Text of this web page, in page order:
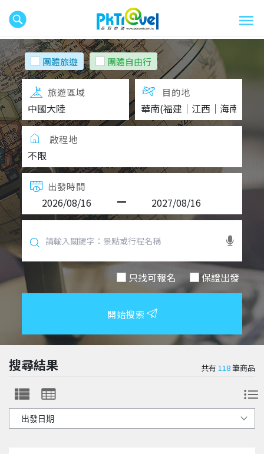
團體旅遊 團體自由行
旅遊區域 目的地
啟程地
出發時間
只找可報名 保證出發
開始搜索
搜尋結果 共有118筆商品